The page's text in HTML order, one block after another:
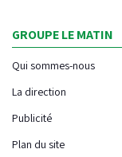
GROUPE LE MATIN
Qui sommes-nous
La direction
Publicité
Plan du site